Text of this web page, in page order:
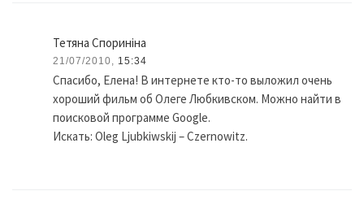
Тетяна Спориніна
21/07/2010, 15:34
Спасибо, Елена! В интернете кто-то выложил очень
хороший фильм об Олеге Любкивском. Можно найти в
поисковой программе Google.
Искать: Oleg Ljubkiwskij – Czernowitz.